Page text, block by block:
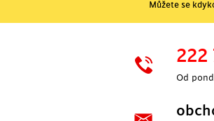
Můžete se
222
Od